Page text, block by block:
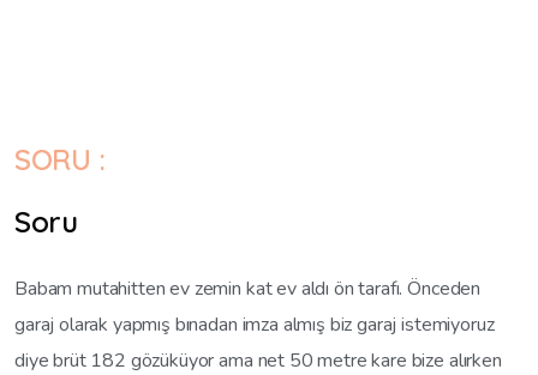
SORU :
Soru
Babam mutahitten ev zemin kat ev aldı ön tarafı. Önceden
garaj olarak yapmış bınadan imza almış biz garaj istemiyoruz
diye brüt 182 gözüküyor ama net 50 metre kare bize alırken